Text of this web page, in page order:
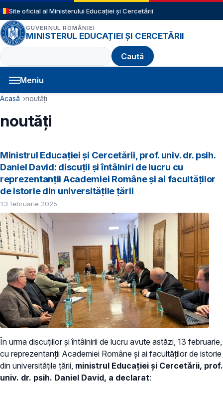
Sari la conținutul principal
Site oficial al Ministerului Educației și Cercetării
GUVERNUL ROMÂNIEI
MINISTERUL EDUCAȚIEI ȘI CERCETĂRII
Caută
Meniu
Navigație principală
Cale de navigare
Acasă noutăți
noutăți
Ministrul Educației și Cercetării, prof. univ. dr. psih.
Daniel David: discuții și întâlniri de lucru cu
reprezentanții Academiei Române și ai facultăților
de istorie din universitățile țării
13 februarie 2025
În urma discuțiilor și întâlnirii de lucru avute astăzi, 13 februarie,
cu reprezentanții Academiei Române și ai facultăților de istorie
din universitățile țării, ministrul Educației și Cercetării, prof.
univ. dr. psih. Daniel David, a declarat: